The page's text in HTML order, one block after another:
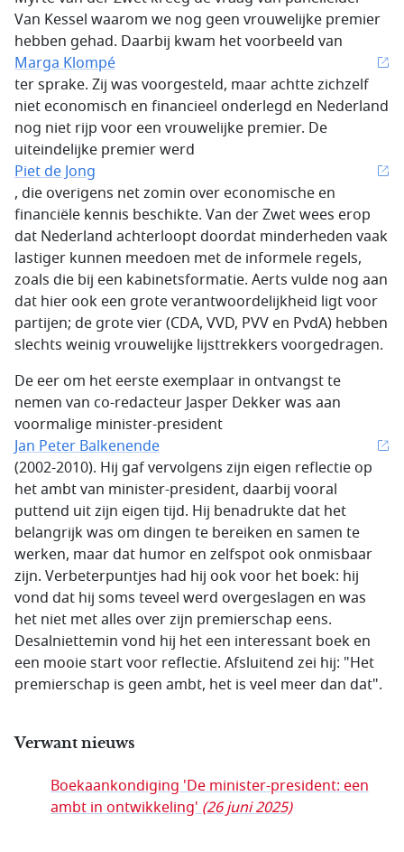
Van Kessel waarom we nog geen vrouwelijke premier
hebben gehad. Daarbij kwam het voorbeeld van
Marga Klompé
ter sprake. Zij was voorgesteld, maar achtte zichzelf
niet economisch en financieel onderlegd en Nederland
nog niet rijp voor een vrouwelijke premier. De
uiteindelijke premier werd
Piet de Jong
, die overigens net zomin over economische en
financiële kennis beschikte. Van der Zwet wees erop
dat Nederland achterloopt doordat minderheden vaak
lastiger kunnen meedoen met de informele regels,
zoals die bij een kabinetsformatie. Aerts vulde nog aan
dat hier ook een grote verantwoordelijkheid ligt voor
partijen; de grote vier (CDA, VVD, PVV en PvdA) hebben
slechts weinig vrouwelijke lijsttrekkers voorgedragen.
De eer om het eerste exemplaar in ontvangst te
nemen van co-redacteur Jasper Dekker was aan
voormalige minister-president
Jan Peter Balkenende
(2002-2010). Hij gaf vervolgens zijn eigen reflectie op
het ambt van minister-president, daarbij vooral
puttend uit zijn eigen tijd. Hij benadrukte dat het
belangrijk was om dingen te bereiken en samen te
werken, maar dat humor en zelfspot ook onmisbaar
zijn. Verbeterpuntjes had hij ook voor het boek: hij
vond dat hij soms teveel werd overgeslagen en was
het niet met alles over zijn premierschap eens.
Desalniettemin vond hij het een interessant boek en
een mooie start voor reflectie. Afsluitend zei hij: "Het
premierschap is geen ambt, het is veel meer dan dat".
Verwant nieuws
Boekaankondiging 'De minister-president: een
ambt in ontwikkeling'(26 juni 2025)